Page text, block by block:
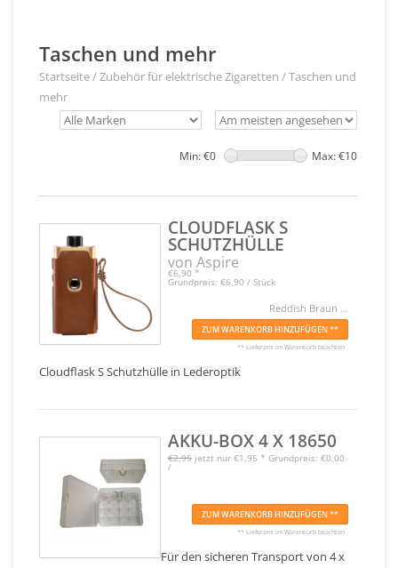
Taschen und mehr
Startseite/Zubehör für elektrische Zigaretten /Taschen und
mehr
Min: €0 Max: €10
CLOUDFLASK S
SCHUTZHÜLLE
von Aspire
€6,90 *
Grundpreis: €6,90 / Stück
Reddish Braun ...
ZUM WARENKORB HINZUFÜGEN **
** Lieferzeit im Warenkorb beachten
Cloudflask S Schutzhülle in Lederoptik
AKKU-BOX 4 X 18650
€2,95 jetzt nur €1,95 * Grundpreis: €0,00
/
ZUM WARENKORB HINZUFÜGEN **
** Lieferzeit im Warenkorb beachten
Für den sicheren Transport von 4 x